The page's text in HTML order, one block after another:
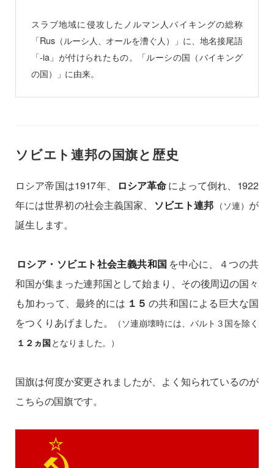
スラブ地域に侵攻したノルマン人バイキングの総称
「Rus（ルーシ人、オールを漕ぐ人）」に、地名接尾語
「-ia」が付けられたもの。「ルーシの国（バイキング
の国）」に由来。
ソビエト連邦の国旗と歴史
ロシア帝国は1917年、 ロシア革命によって倒れ、1922
年には世界初の社会主義国家、
ソビエト連邦 （ソ連） が
誕生します。
ロシア・ソビエト社会主義共和国 を中心に、４つの共
和国が集まった連邦国として始まり、その後周辺の国々
も加わって、最終的には １５ の共和国による巨大な国
をつくりあげました。
（ソ連崩壊時には、バルト３国を除く
１２ヵ国となりました。）
国旗は何度か変更されましたが、よく知られているのが
こちらの国旗です。